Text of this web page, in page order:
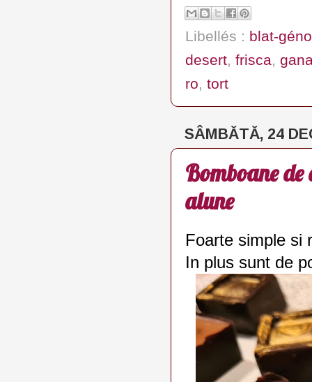
Libellés : blat-
desert, frisca,
ro, tort
SÂMBĂTĂ, 24
Bomboane
alune
Foarte simple si
In plus sunt de